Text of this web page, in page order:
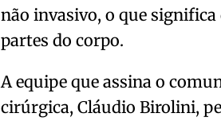
não invasivo, o que significa
partes do corpo.
A equipe que assina o
cirúrgica, Cláudio Birolini,